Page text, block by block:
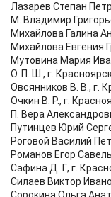
Лазарев Степан
М. Владимир
Михайлова Галина
Михайлова Евгения
Мутовина Мария
О. П. Ш., г.
Овсянников В. В., г.
Очкин В. Р., г.
П. Вера
Путинцев Юрий
Роговой Василий
Романов Егор
Сафина Д. Г., г.
Силаев Виктор